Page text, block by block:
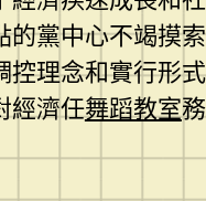
黨中心不竭摸
理念和實行形
經濟任舞蹈教室